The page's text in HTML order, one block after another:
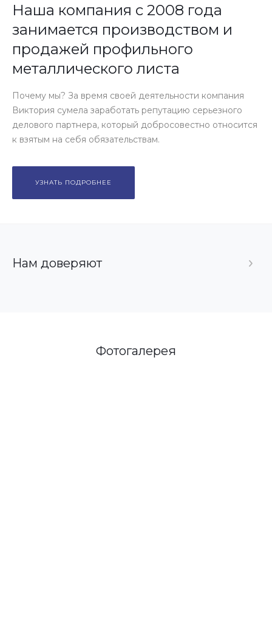
Наша компания с 2008 года
занимается производством и
продажей профильного
металлического листа
Почему мы? За время своей деятельности компания
Виктория сумела заработать репутацию серьезного
делового партнера, который добросовестно относится
к взятым на себя обязательствам.
УЗНАТЬ ПОДРОБНЕЕ
Нам доверяют
Фотогалерея